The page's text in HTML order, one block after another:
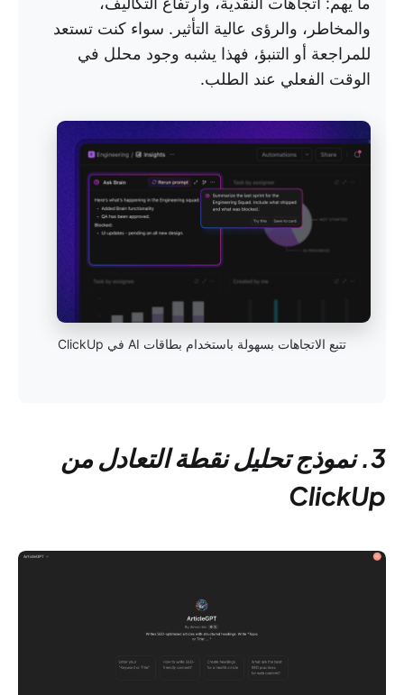
والمخاطر، والرؤى عالية التأثير. سواء كنت تستعد
للمراجعة أو التنبؤ، فهذا يشبه وجود محلل في
الوقت الفعلي عند الطلب.
تتبع الاتجاهات بسهولة باستخدام بطاقات AI في ClickUp
3. نموذج تحليل نقطة التعادل من
ClickUp